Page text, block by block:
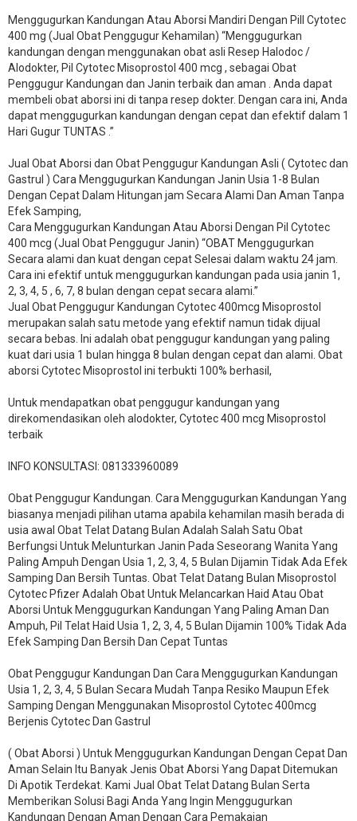
Menggugurkan Kandungan Atau Aborsi Mandiri Dengan Pill Cytotec
400 mg (Jual Obat Penggugur Kehamilan) “Menggugurkan
kandungan dengan menggunakan obat asli Resep Halodoc /
Alodokter, Pil Cytotec Misoprostol 400 mcg , sebagai Obat
Penggugur Kandungan dan Janin terbaik dan aman . Anda dapat
membeli obat aborsi ini di tanpa resep dokter. Dengan cara ini, Anda
dapat menggugurkan kandungan dengan cepat dan efektif dalam 1
Hari Gugur TUNTAS .”
Jual Obat Aborsi dan Obat Penggugur Kandungan Asli ( Cytotec dan
Gastrul ) Cara Menggugurkan Kandungan Janin Usia 1-8 Bulan
Dengan Cepat Dalam Hitungan jam Secara Alami Dan Aman Tanpa
Efek Samping,
Cara Menggugurkan Kandungan Atau Aborsi Dengan Pil Cytotec
400 mcg (Jual Obat Penggugur Janin) “OBAT Menggugurkan
Secara alami dan kuat dengan cepat Selesai dalam waktu 24 jam.
Cara ini efektif untuk menggugurkan kandungan pada usia janin 1,
2, 3, 4, 5 , 6, 7, 8 bulan dengan cepat secara alami.”
Jual Obat Penggugur Kandungan Cytotec 400mcg Misoprostol
merupakan salah satu metode yang efektif namun tidak dijual
secara bebas. Ini adalah obat penggugur kandungan yang paling
kuat dari usia 1 bulan hingga 8 bulan dengan cepat dan alami. Obat
aborsi Cytotec Misoprostol ini terbukti 100% berhasil,
Untuk mendapatkan obat penggugur kandungan yang
direkomendasikan oleh alodokter, Cytotec 400 mcg Misoprostol
terbaik
INFO KONSULTASI: 081333960089
​Obat Penggugur Kandungan. Cara Menggugurkan Kandungan Yang
biasanya menjadi pilihan utama apabila kehamilan masih berada di
usia awal Obat Telat Datang Bulan Adalah Salah Satu Obat
Berfungsi Untuk Melunturkan Janin Pada Seseorang Wanita Yang
Paling Ampuh Dengan Usia 1, 2, 3, 4, 5 Bulan Dijamin Tidak Ada Efek
Samping Dan Bersih Tuntas. Obat Telat Datang Bulan Misoprostol
Cytotec Pfizer Adalah Obat Untuk Melancarkan Haid Atau Obat
Aborsi Untuk Menggugurkan Kandungan Yang Paling Aman Dan
Ampuh, Pil Telat Haid Usia 1, 2, 3, 4, 5 Bulan Dijamin 100% Tidak Ada
Efek Samping Dan Bersih Dan Cepat Tuntas
Obat Penggugur Kandungan Dan Cara Menggugurkan Kandungan
Usia 1, 2, 3, 4, 5 Bulan Secara Mudah Tanpa Resiko Maupun Efek
Samping Dengan Menggunakan Misoprostol Cytotec 400mcg
Berjenis Cytotec Dan Gastrul
( Obat Aborsi ) Untuk Menggugurkan Kandungan Dengan Cepat Dan
Aman Selain Itu Banyak Jenis Obat Aborsi Yang Dapat Ditemukan
Di Apotik Terdekat. Kami Jual Obat Telat Datang Bulan Serta
Memberikan Solusi Bagi Anda Yang Ingin Menggugurkan
Kandungan Dengan Aman Dengan Cara Pemakaian